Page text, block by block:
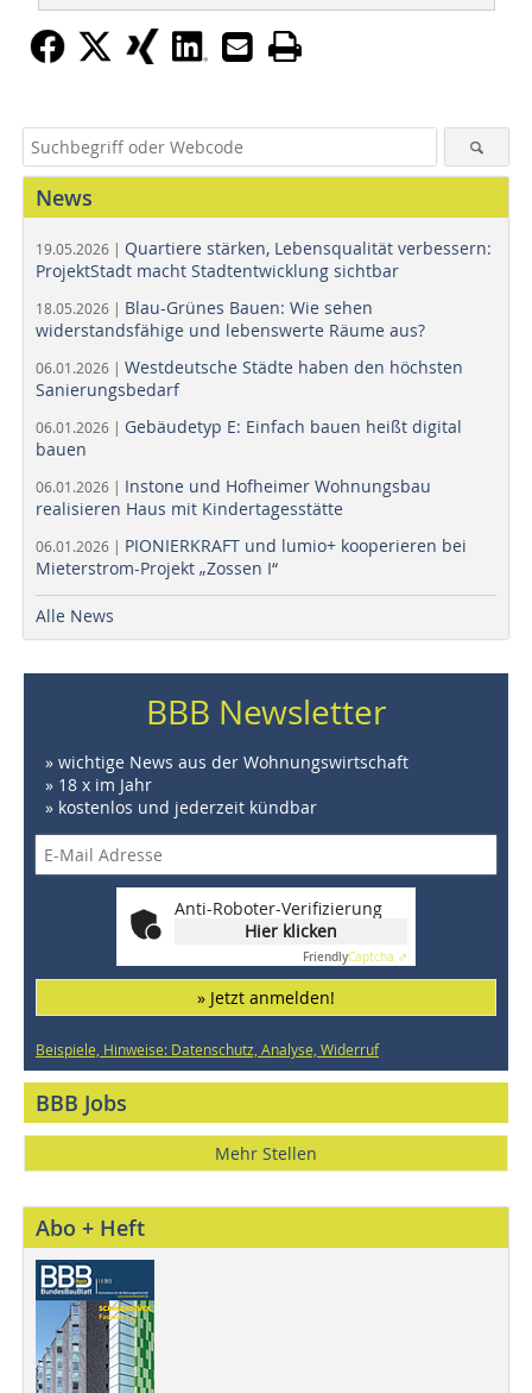
News
19.05.2026 | Quartiere stärken, Lebensqualität verbessern:
ProjektStadt macht Stadtentwicklung sichtbar
18.05.2026 | Blau-Grünes Bauen: Wie sehen
widerstandsfähige und lebenswerte Räume aus?
06.01.2026 | Westdeutsche Städte haben den höchsten
Sanierungsbedarf
06.01.2026 | Gebäudetyp E: Einfach bauen heißt digital
bauen
06.01.2026 | Instone und Hofheimer Wohnungsbau
realisieren Haus mit Kindertagesstätte
06.01.2026 | PIONIERKRAFT und lumio+ kooperieren bei
Mieterstrom-Projekt „Zossen I“
Alle News
BBB Newsletter
» wichtige News aus der Wohnungswirtschaft
» 18 x im Jahr
» kostenlos und jederzeit kündbar
Anti-Roboter-Verifizierung
Hier klicken
FriendlyCaptcha ⇗
» Jetzt anmelden!
Beispiele, Hinweise: Datenschutz, Analyse, Widerruf
BBB Jobs
Mehr Stellen
Abo + Heft